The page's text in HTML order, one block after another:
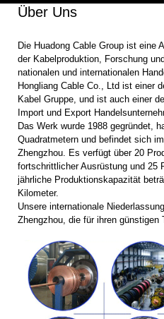
Über Uns
Die Huadong Cable Group ist eine
der Kabelproduktion, Forschung
nationalen und internationalen
Hongliang Cable Co., Ltd ist einer
Kabel Gruppe, und ist auch einer
Import und Export
Das Werk wurde 1988 gegründet,
Quadratmetern und befindet sich
Zhengzhou. Es verfügt über 20
fortschrittlicher Ausrüstung und 25
jährliche Produktionskapazität
Kilometer.
Unsere internationale
Zhengzhou, die für ihren günstigen